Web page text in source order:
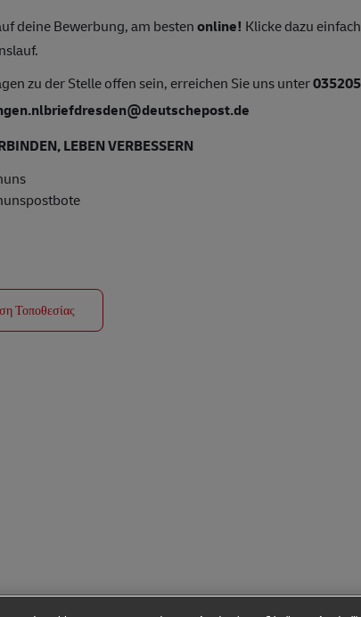
deine Bewerbung, am bestenonline! Klicke dazu
zu der Stelle offen sein, erreichen Sie uns unter
LEBEN VERBESSERN
Τοποθεσίας